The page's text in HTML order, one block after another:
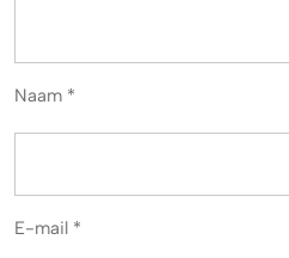
Naam *
E-mail *